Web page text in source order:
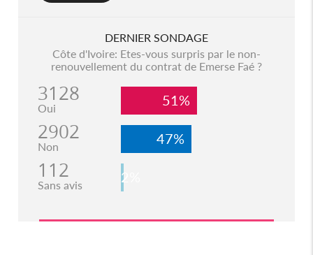
DERNIER SONDAGE
Côte d'Ivoire: Etes-vous surpris par le non-
renouvellement du contrat de Emerse Faé ?
3128
Oui 51%
2902
Non 47%
112
Sans avis 2%